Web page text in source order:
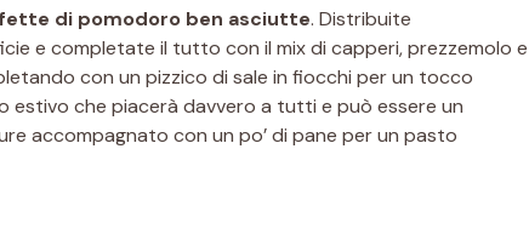
fette di pomodoro ben asciutte. Distribuite
e completate il tutto con il mix di capperi, prezzemolo e
con un pizzico di sale in fiocchi per un tocco
estivo che piacerà davvero a tutti e può essere un
accompagnato con un po’ di pane per un pasto